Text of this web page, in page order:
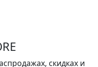
скидках и